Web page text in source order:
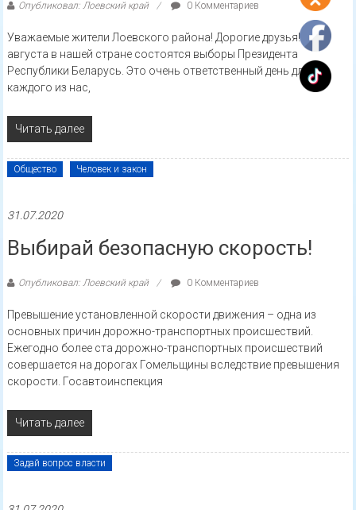
Опубликовал: Лоевский край 0 Комментариев
Уважаемые жители Лоевского района! Дорогие друзья! 9
августа в нашей стране состоятся выборы Президента
Республики Беларусь. Это очень ответственный день для
каждого из нас,
Читать далее
Общество Человек и закон
31.07.2020
Выбирай безопасную скорость!
Опубликовал: Лоевский край 0 Комментариев
Превышение установленной скорости движения – одна из
основных причин дорожно-транспортных происшествий.
Ежегодно более ста дорожно-транспортных происшествий
совершается на дорогах Гомельщины вследствие превышения
скорости. Госавтоинспекция
Читать далее
Задай вопрос власти